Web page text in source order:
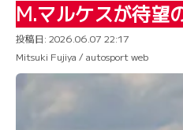
M.マルケスが待望
投稿日: 2026.06.07 22:17
Mitsuki Fujiya / autosport web